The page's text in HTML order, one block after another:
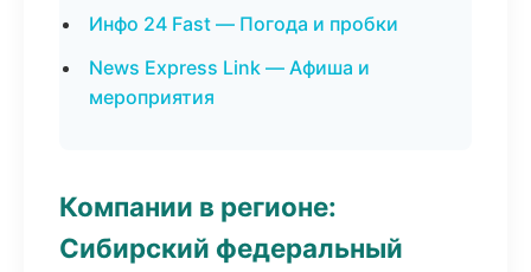
Инфо 24 Fast — Погода и пробки
News Express Link — Афиша и
мероприятия
Компании в регионе:
Сибирский федеральный